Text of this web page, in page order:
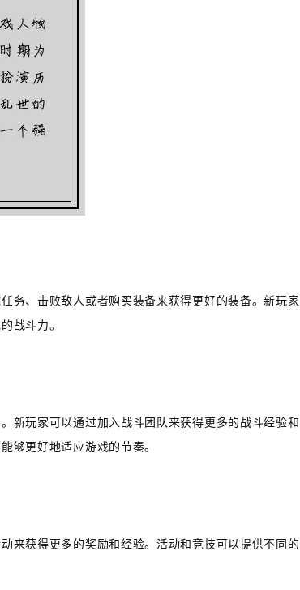
务、击败敌人或者购买装备来获得更好的装备。新玩家
战斗力。
新玩家可以通过加入战斗团队来获得更多的战斗经验和
够更好地适应游戏的节奏。
来获得更多的奖励和经验。活动和竞技可以提供不同的